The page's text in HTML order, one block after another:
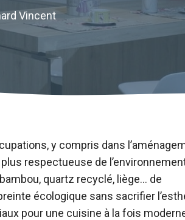
Vincent
y compris dans
respectueuse de
quartz recyclé, liège… de
écologique sans sacrifier
pour une cuisine à la fois